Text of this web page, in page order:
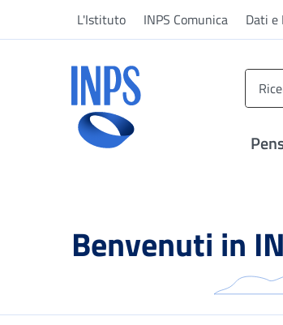
L'Istituto INPS Comunica Dati e
Benvenuti in